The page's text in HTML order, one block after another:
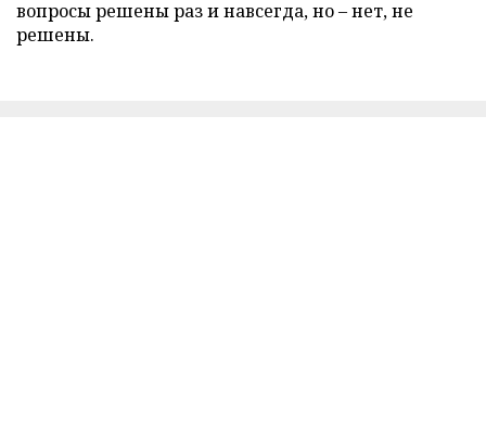
вопросы решены раз и навсегда, но – нет, не
решены.